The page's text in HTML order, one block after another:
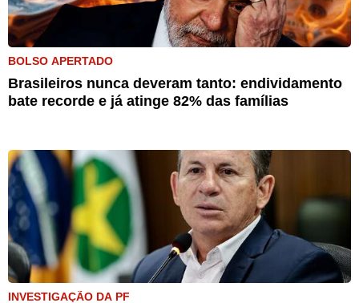
BOLSO APERTADO
Brasileiros nunca deveram tanto: endividamento
bate recorde e já atinge 82% das famílias
INVESTIGAÇÃO DA PF